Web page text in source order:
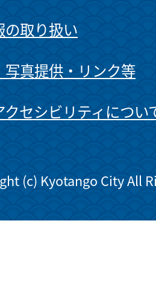
の取り扱い
写真提供・リンク等
クセシビリティについ
(c) Kyotango City All